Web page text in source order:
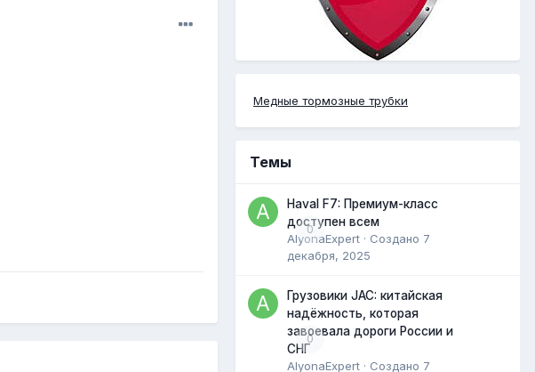
Медные тормозные трубки
Темы
0
Haval F7: Премиум-класс
доступен всем
AlyonaExpert · Создано 7
декабря, 2025
0
Грузовики JAC: китайская
надёжность, которая
завоевала дороги России и
СНГ
AlyonaExpert · Создано 7